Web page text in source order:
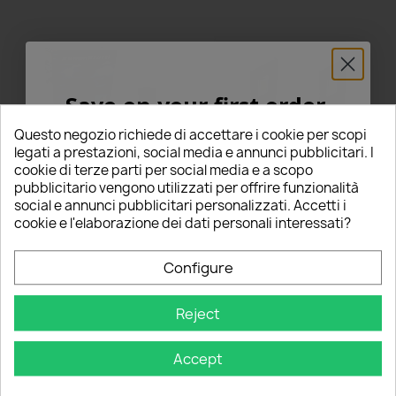
Lampade Led H9 6000K
90W Kit SLUX Mini Super
Luminoso Ultracompatto
Super CanBus Plug & Play
€84.00
2 Review(s)
acquistato: 14 times
Add to Cart
Lampade LED H9 Fan COEN
25W KIT 12V 6000K
Ultracompatto
€47.99
0 Review(s)
acquistato: 8 times
Add to Cart
Questo negozio richiede di accettare i cookie per scopi
legati a prestazioni, social media e annunci pubblicitari. I
cookie di terze parti per social media e a scopo
pubblicitario vengono utilizzati per offrire funzionalità
social e annunci pubblicitari personalizzati. Accetti i
cookie e l'elaborazione dei dati personali interessati?
Configure
Reject
Accept
Save on your first order
5% FOR YOU!
Enter your email below to receive a5%
DISCOUNTon your first order!
GET 5% OFF